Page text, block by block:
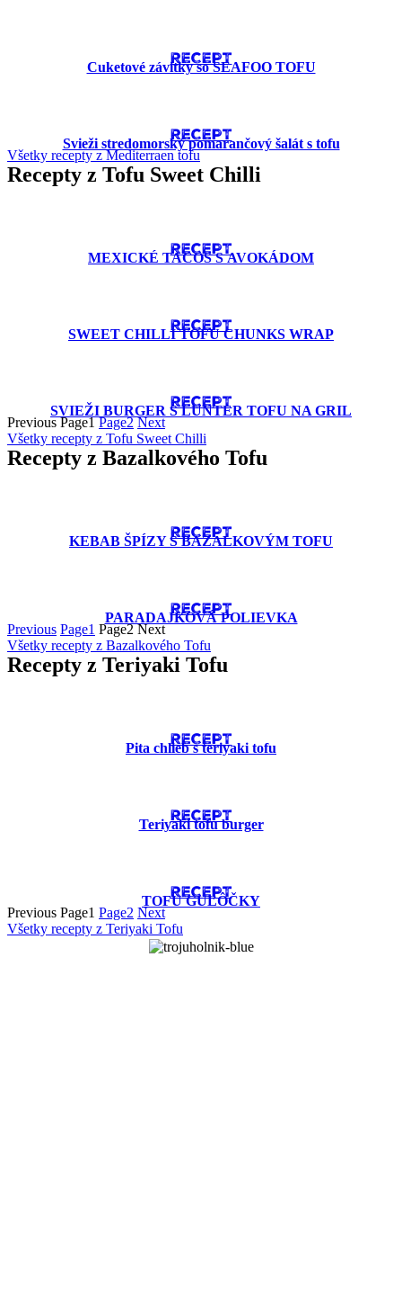
RECEPT
Cuketové závitky so SEAFOO TOFU
RECEPT
Svieži stredomorský pomarančový šalát s tofu
Všetky recepty z Mediterraen tofu
Recepty z Tofu Sweet Chilli
RECEPT
MEXICKÉ TACOS S AVOKÁDOM
RECEPT
SWEET CHILLI TOFU CHUNKS WRAP
RECEPT
SVIEŽI BURGER S LUNTER TOFU NA GRIL
Previous Page1 Page2 Next
Všetky recepty z Tofu Sweet Chilli
Recepty z Bazalkového Tofu
RECEPT
KEBAB ŠPÍZY S BAZALKOVÝM TOFU
RECEPT
PARADAJKOVÁ POLIEVKA
Previous Page1 Page2 Next
Všetky recepty z Bazalkového Tofu
Recepty z Teriyaki Tofu
RECEPT
Pita chlieb s teriyaki tofu
RECEPT
Teriyaki tofu burger
RECEPT
TOFU GUĽÔČKY
Previous Page1 Page2 Next
Všetky recepty z Teriyaki Tofu